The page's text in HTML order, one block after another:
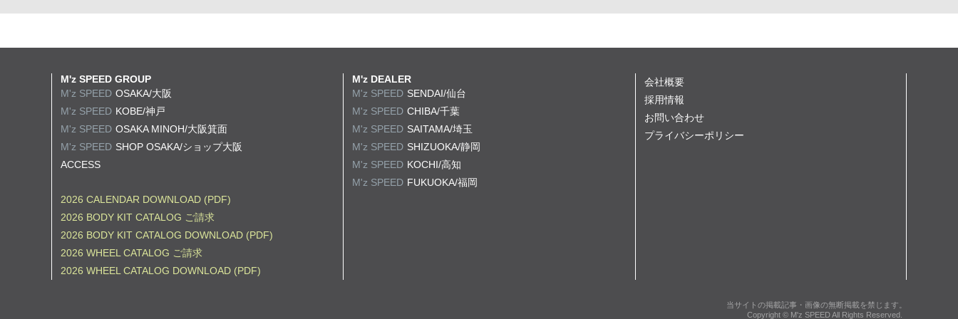
M'z SPEED GROUP
M'z SPEED OSAKA/大阪
M'z SPEED KOBE/神戸
M'z SPEED OSAKA MINOH/大阪箕面
M'z SPEED SHOP OSAKA/ショップ大阪
ACCESS
2026 CALENDAR DOWNLOAD (PDF)
2026 BODY KIT CATALOG ご請求
2026 BODY KIT CATALOG DOWNLOAD (PDF)
2026 WHEEL CATALOG ご請求
2026 WHEEL CATALOG DOWNLOAD (PDF)
M'z DEALER
M'z SPEED SENDAI/仙台
M'z SPEED CHIBA/千葉
M'z SPEED SAITAMA/埼玉
M'z SPEED SHIZUOKA/静岡
M'z SPEED KOCHI/高知
M'z SPEED FUKUOKA/福岡
会社概要
採用情報
お問い合わせ
プライバシーポリシー
当サイトの掲載記事・画像の無断掲載を禁じます。
Copyright © M'z SPEED All Rights Reserved.